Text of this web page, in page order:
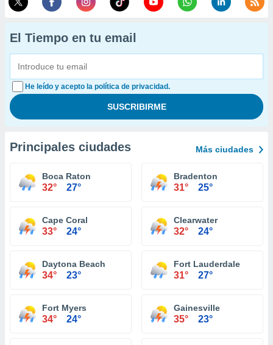
El Tiempo en tu email
He leído y acepto la política de privacidad.
Principales ciudades Más ciudades
Boca Raton
32° 27°
Bradenton
31° 25°
Cape Coral
33° 24°
Clearwater
32° 24°
Daytona Beach
34° 23°
Fort Lauderdale
31° 27°
Fort Myers
34° 24°
Gainesville
35° 23°